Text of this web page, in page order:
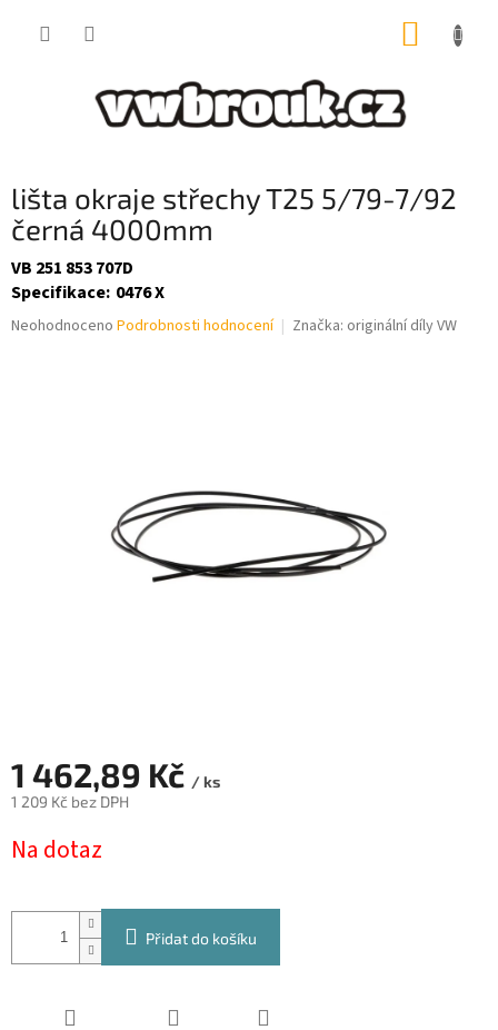
lišta okraje střechy T25 5/79-7/92
černá 4000mm
VB 251 853 707D
Specifikace: 0476 X
Průměrné
Neohodnoceno Podrobnosti hodnocení Značka: originální díly VW
1 462,89 Kč / ks
1 209 Kč bez DPH
cena:
Na dotaz
Přidat do košíku